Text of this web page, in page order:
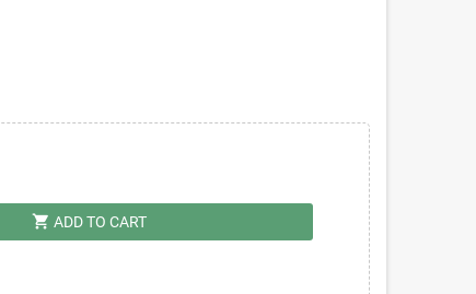
shopping_cart ADD TO CART